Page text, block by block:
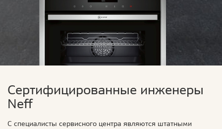
Сертифицированные инженеры
Neff
С специалисты сервисного центра являются штатными